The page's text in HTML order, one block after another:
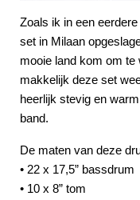
Zoals ik in een
set in Milaan
mooie land kom om
makkelijk deze set
heerlijk stevig en
band.
De maten van deze
• 22 x 17,5” bassdrum
• 10 x 8” tom